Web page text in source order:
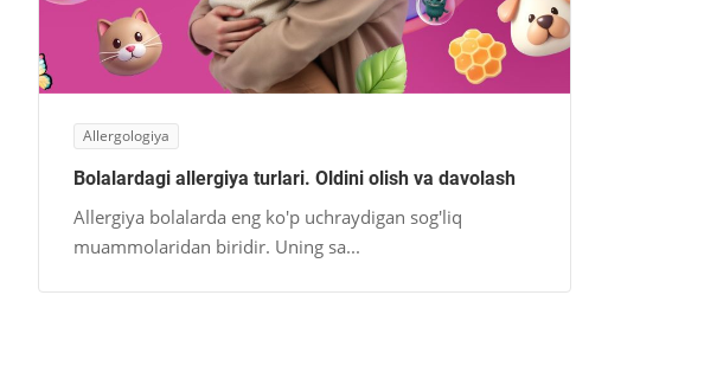
Allergologiya
Allergiya bolalarda eng ko'p uchraydigan sog'liq
muammolaridan biridir. Uning sa...
Bolalardagi allergiya turlari. Oldini olish va davolash